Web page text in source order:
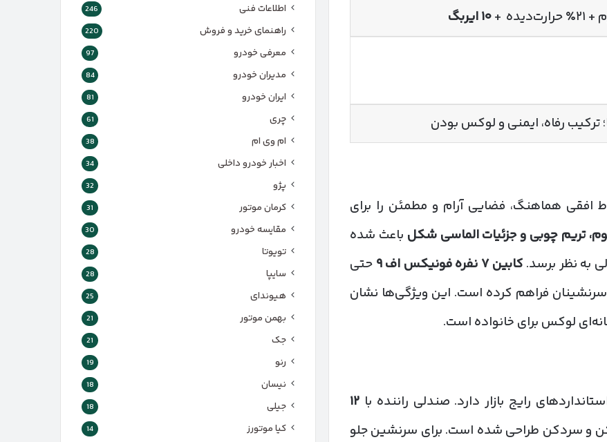
۱۰ایربگ
ترکیب رفاه، ایمنی و لوکس بودن
افقی هماهنگ، فضایی آرام و مطمئن را برای
تریم چوبی و جزئیات الماسی شکل باعث شده
به نظر برسد. کابین۷ نفره فونیکس اف۹ حتی
فراهم کرده است. این ویژگی‌ها نشان
رایج بازار دارد. صندلی راننده با ۱۲
و سردکن طراحی شده است. برای سرنشین جلو
اطلاعات فنی 246
راهنمای خرید و فروش 220
معرفی خودرو 97
مدیران خودرو 84
ایران خودرو 81
چری 61
ام وی ام 38
اخبار خودرو داخلی 34
پژو 32
کرمان موتور 31
مقایسه خودرو 30
تویوتا 28
سایپا 28
هیوندای 25
بهمن موتور 21
جک 21
رنو 19
نیسان 18
جیلی 18
کیا موتورز 14